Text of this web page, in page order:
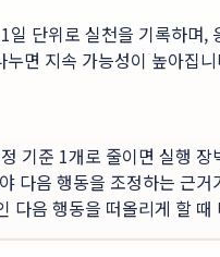
단위로 실천을 기록하
면 지속 가능성이 높아집
기준 1개로 줄이면 실행 장
다음 행동을 조정하는 근거
다음 행동을 떠올리게 할 때